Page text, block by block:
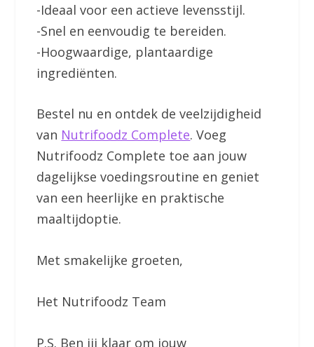
-Ideaal voor een actieve levensstijl.
-Snel en eenvoudig te bereiden.
-Hoogwaardige, plantaardige
ingrediënten.
Bestel nu en ontdek de veelzijdigheid
van Nutrifoodz Complete. Voeg
Nutrifoodz Complete toe aan jouw
dagelijkse voedingsroutine en geniet
van een heerlijke en praktische
maaltijdoptie.
Met smakelijke groeten,
Het Nutrifoodz Team
P.S. Ben jij klaar om jouw